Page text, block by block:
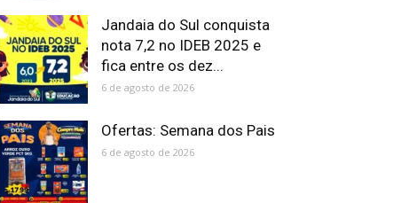
Jandaia do Sul conquista
nota 7,2 no IDEB 2025 e
fica entre os dez...
6 de agosto de 2026
Ofertas: Semana dos Pais
6 de agosto de 2026